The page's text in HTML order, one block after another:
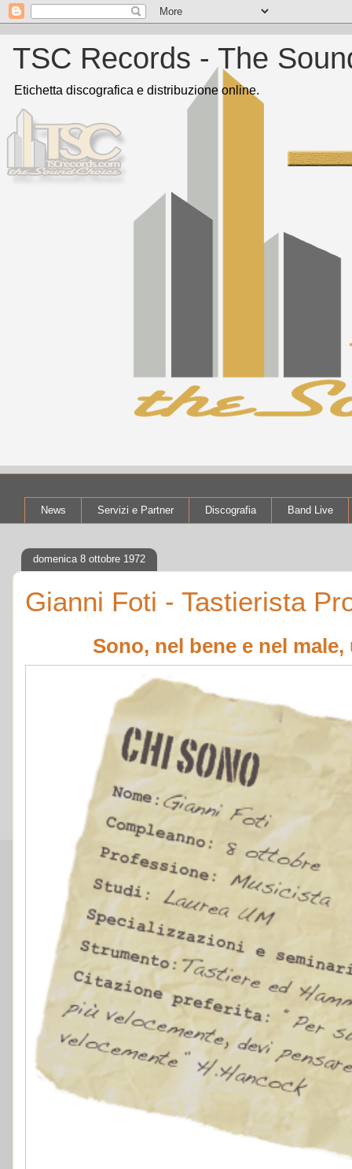
TSC Records - The
Etichetta discografica e distribuzione online.
News Servizi e Partner Discografia Band Live
domenica 8 ottobre 1972
Gianni Foti - Tastierista
Sono, nel bene e nel